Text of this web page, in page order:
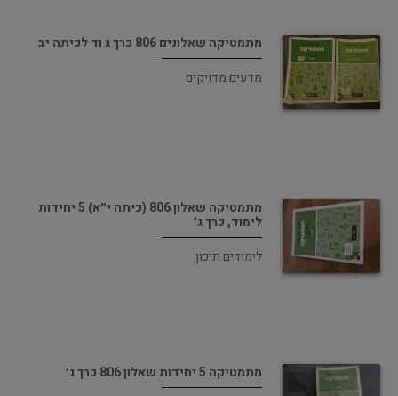
מתמטיקה שאלונים 806 כרך ג וד לכיתה יב
מדעים מדויקים
מתמטיקה שאלון 806 (כיתה י״א) 5 יחידות
לימוד, כרך ג׳
לימודים תיכון
מתמטיקה 5 יחידות שאלון 806 כרך ג׳